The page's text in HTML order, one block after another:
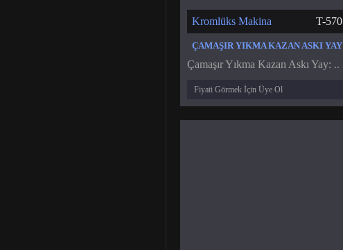
Kromlüks Makina T-570
ÇAMAŞIR YIKMA KAZAN ASKI YAY
Çamaşır Yıkma Kazan Askı Yay: ..
Fiyati Görmek İçin Üye Ol